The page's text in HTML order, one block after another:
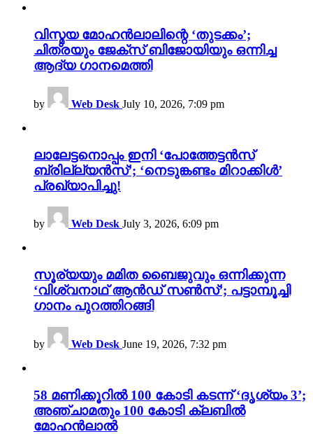
വിസ്മയ മോഹൻലാലിന്റെ ‘തുടക്കം’;
ചിത്രയും ജേക്സ് ബിജോയിയും ഒന്നിച്ച
ആദ്യ ഗാനമെത്തി
by Web Desk July 10, 2026, 7:09 pm
ലാലേട്ടനൊപ്പം ഇനി ‘പോത്തേട്ടൻസ്
ബ്രില്ല്യൻസ്’; ‘നെടുങ്കണ്ടം മിറാക്കിൾ’
പ്രഖ്യാപിച്ചു!
by Web Desk July 3, 2026, 6:09 pm
സൂര്യയും മമിത ബൈജുവും ഒന്നിക്കുന്ന
‘വിശ്വനാഥ് ആൻഡ് സൺസ്’; പട്ടാമ്പൂച്ചി
ഗാനം പുറത്തിറങ്ങി
by Web Desk June 19, 2026, 7:32 pm
58 മണിക്കൂറിൽ 100 കോടി കടന്ന് ‘ദൃശ്യം 3’;
അഞ്ചാമതും 100 കോടി ക്ലബിൽ
മോഹൻലാൽ